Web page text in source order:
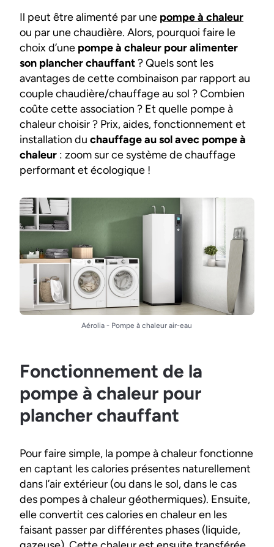
Il peut être alimenté par une pompe à chaleur
ou par une chaudière. Alors, pourquoi faire le
choix d’une pompe à chaleur pour alimenter
son plancher chauffant? Quels sont les
avantages de cette combinaison par rapport au
couple chaudière/chauffage au sol ? Combien
coûte cette association ? Et quelle pompe à
chaleur choisir ? Prix, aides, fonctionnement et
installation du chauffage au sol avec pompe à
chaleur : zoom sur ce système de chauffage
performant et écologique !
Aérolia - Pompe à chaleur air-eau
Fonctionnement de la
pompe à chaleur pour
plancher chauffant
Pour faire simple, la pompe à chaleur fonctionne
en captant les calories présentes naturellement
dans l’air extérieur (ou dans le sol, dans le cas
des pompes à chaleur géothermiques). Ensuite,
elle convertit ces calories en chaleur en les
faisant passer par différentes phases (liquide,